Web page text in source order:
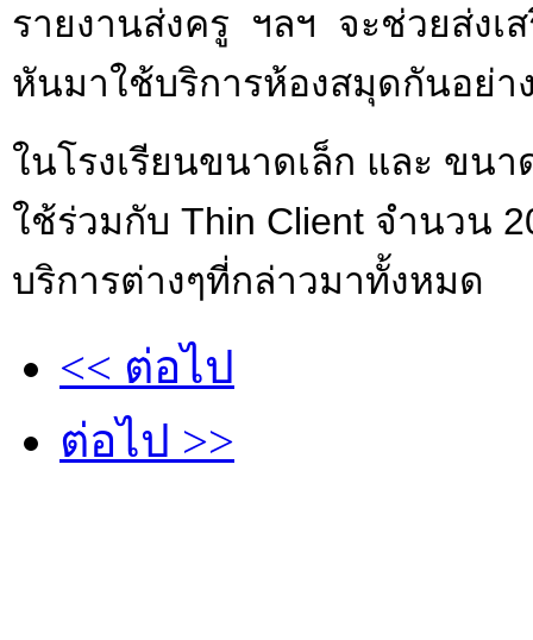
รายงานส่งครู ฯลฯ จะช่วยส่งเ
หันมาใช้บริการห้องสมุดกันอย่า
ในโรงเรียนขนาดเล็ก และ ขนา
ใช้ร่วมกับ Thin Client จำนวน
บริการต่างๆที่กล่าวมาทั้งหมด
<< ต่อไป
ต่อไป >>